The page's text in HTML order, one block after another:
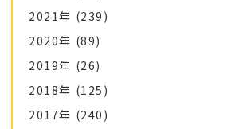
2021年 (239)
2020年 (89)
2019年 (26)
2018年 (125)
2017年 (240)